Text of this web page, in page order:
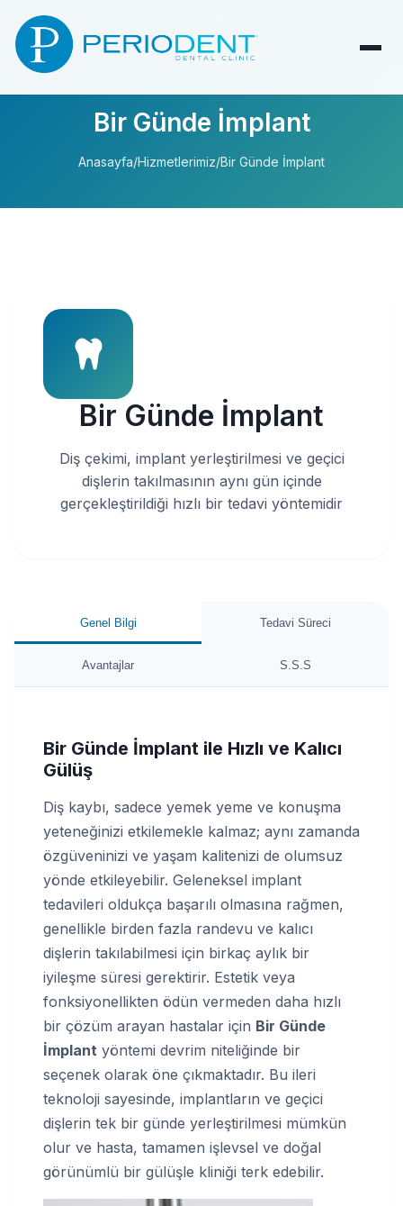
Bir Günde İmplant
Anasayfa/Hizmetlerimiz/Bir Günde İmplant
Bir Günde İmplant
Diş çekimi, implant yerleştirilmesi ve geçici
dişlerin takılmasının aynı gün içinde
gerçekleştirildiği hızlı bir tedavi yöntemidir
Genel Bilgi Tedavi Süreci
Avantajlar S.S.S
Bir Günde İmplant ile Hızlı ve Kalıcı
Gülüş
Diş kaybı, sadece yemek yeme ve konuşma
yeteneğinizi etkilemekle kalmaz; aynı zamanda
özgüveninizi ve yaşam kalitenizi de olumsuz
yönde etkileyebilir. Geleneksel implant
tedavileri oldukça başarılı olmasına rağmen,
genellikle birden fazla randevu ve kalıcı
dişlerin takılabilmesi için birkaç aylık bir
iyileşme süresi gerektirir. Estetik veya
fonksiyonellikten ödün vermeden daha hızlı
bir çözüm arayan hastalar için Bir Günde
İmplant yöntemi devrim niteliğinde bir
seçenek olarak öne çıkmaktadır. Bu ileri
teknoloji sayesinde, implantların ve geçici
dişlerin tek bir günde yerleştirilmesi mümkün
olur ve hasta, tamamen işlevsel ve doğal
görünümlü bir gülüşle kliniği terk edebilir.